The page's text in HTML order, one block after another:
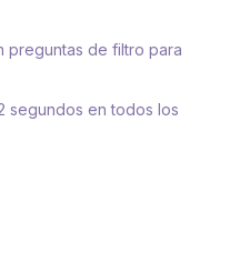
preguntas de filtro para
segundos en todos los